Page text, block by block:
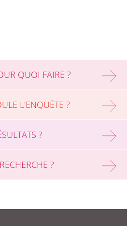
QUOI FAIRE ?
L'ENQUÊTE ?
?
?